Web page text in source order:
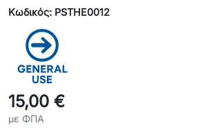
Κωδικός: PSTHE0012
15,00 €
με ΦΠΑ